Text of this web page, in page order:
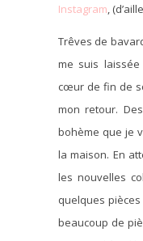
Instagram ,
Trêves de
me suis
cœur de fin de
mon retour.
bohème que je
la maison. En
les nouvelles
quelques
beaucoup de